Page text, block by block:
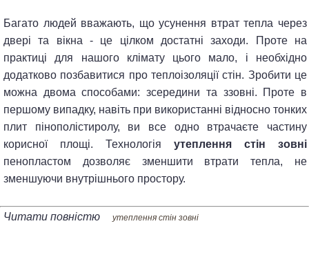
Багато людей вважають, що усунення втрат тепла через
двері та вікна - це цілком достатні заходи. Проте на
практиці для нашого клімату цього мало, і необхідно
додатково позбавитися про теплоізоляції стін. Зробити це
можна двома способами: зсередини та ззовні. Проте в
першому випадку, навіть при використанні відносно тонких
плит пінополістиролу, ви все одно втрачаєте частину
корисної площі. Технологія утеплення стін зовні
пенопластом дозволяє зменшити втрати тепла, не
зменшуючи внутрішнього простору.
Читати повністю утеплення стін зовні